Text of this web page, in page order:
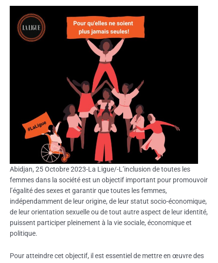
Abidjan, 25 Octobre 2023-La Ligue/-L’inclusion de toutes les
femmes dans la société est un objectif important pour promouvoir
l’égalité des sexes et garantir que toutes les femmes,
indépendamment de leur origine, de leur statut socio-économique,
de leur orientation sexuelle ou de tout autre aspect de leur identité,
puissent participer pleinement à la vie sociale, économique et
politique.
Pour atteindre cet objectif, il est essentiel de mettre en œuvre des